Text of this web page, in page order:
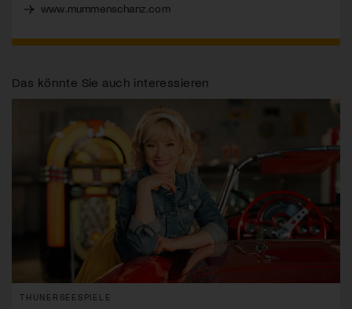
www.mummenschanz.com
Das könnte Sie auch interessieren
THUNERSEESPIELE